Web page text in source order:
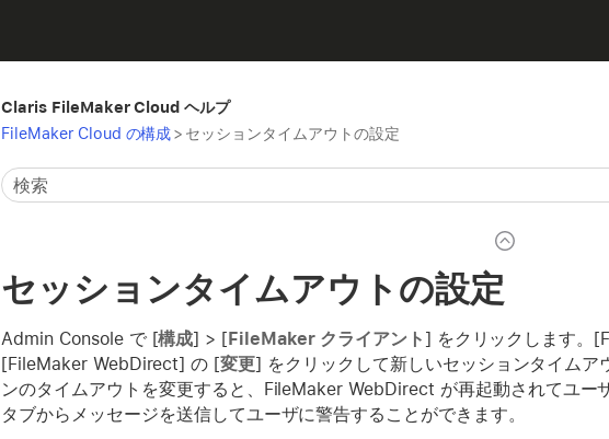
Claris FileMaker Cloud ヘルプ
FileMaker Cloud の構成> セッションタイムアウトの設定
セッションタイムアウトの設定
Admin Console で [構成] > [FileMaker クライアント ] をクリックします。
[FileMaker WebDirect] の [変更] をクリックして新しいセッションタイム
ンのタイムアウトを変更すると、FileMaker WebDirect が再起動されてユ
タブからメッセージを送信してユーザに警告することができます。